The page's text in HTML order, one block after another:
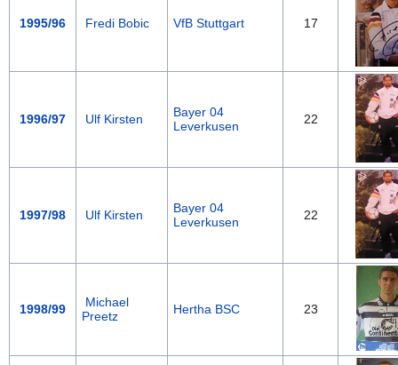
1995/96 Fredi Bobic VfB Stuttgart 17
1996/97 Ulf Kirsten
Bayer 04
Leverkusen
22
1997/98 Ulf Kirsten
Bayer 04
Leverkusen
22
1998/99
Michael
Preetz
Hertha BSC 23